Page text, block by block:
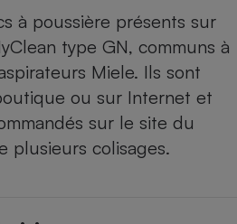
à poussière présents sur
type GN, communs à
Miele. Ils sont
ou sur Internet et
sur le site du
plusieurs colisages.